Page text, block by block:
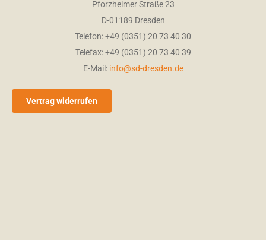
Pforzheimer Straße 23
D-01189 Dresden
Telefon: +49 (0351) 20 73 40 30
Telefax: +49 (0351) 20 73 40 39
E-Mail: info@sd-dresden.de
Vertrag widerrufen